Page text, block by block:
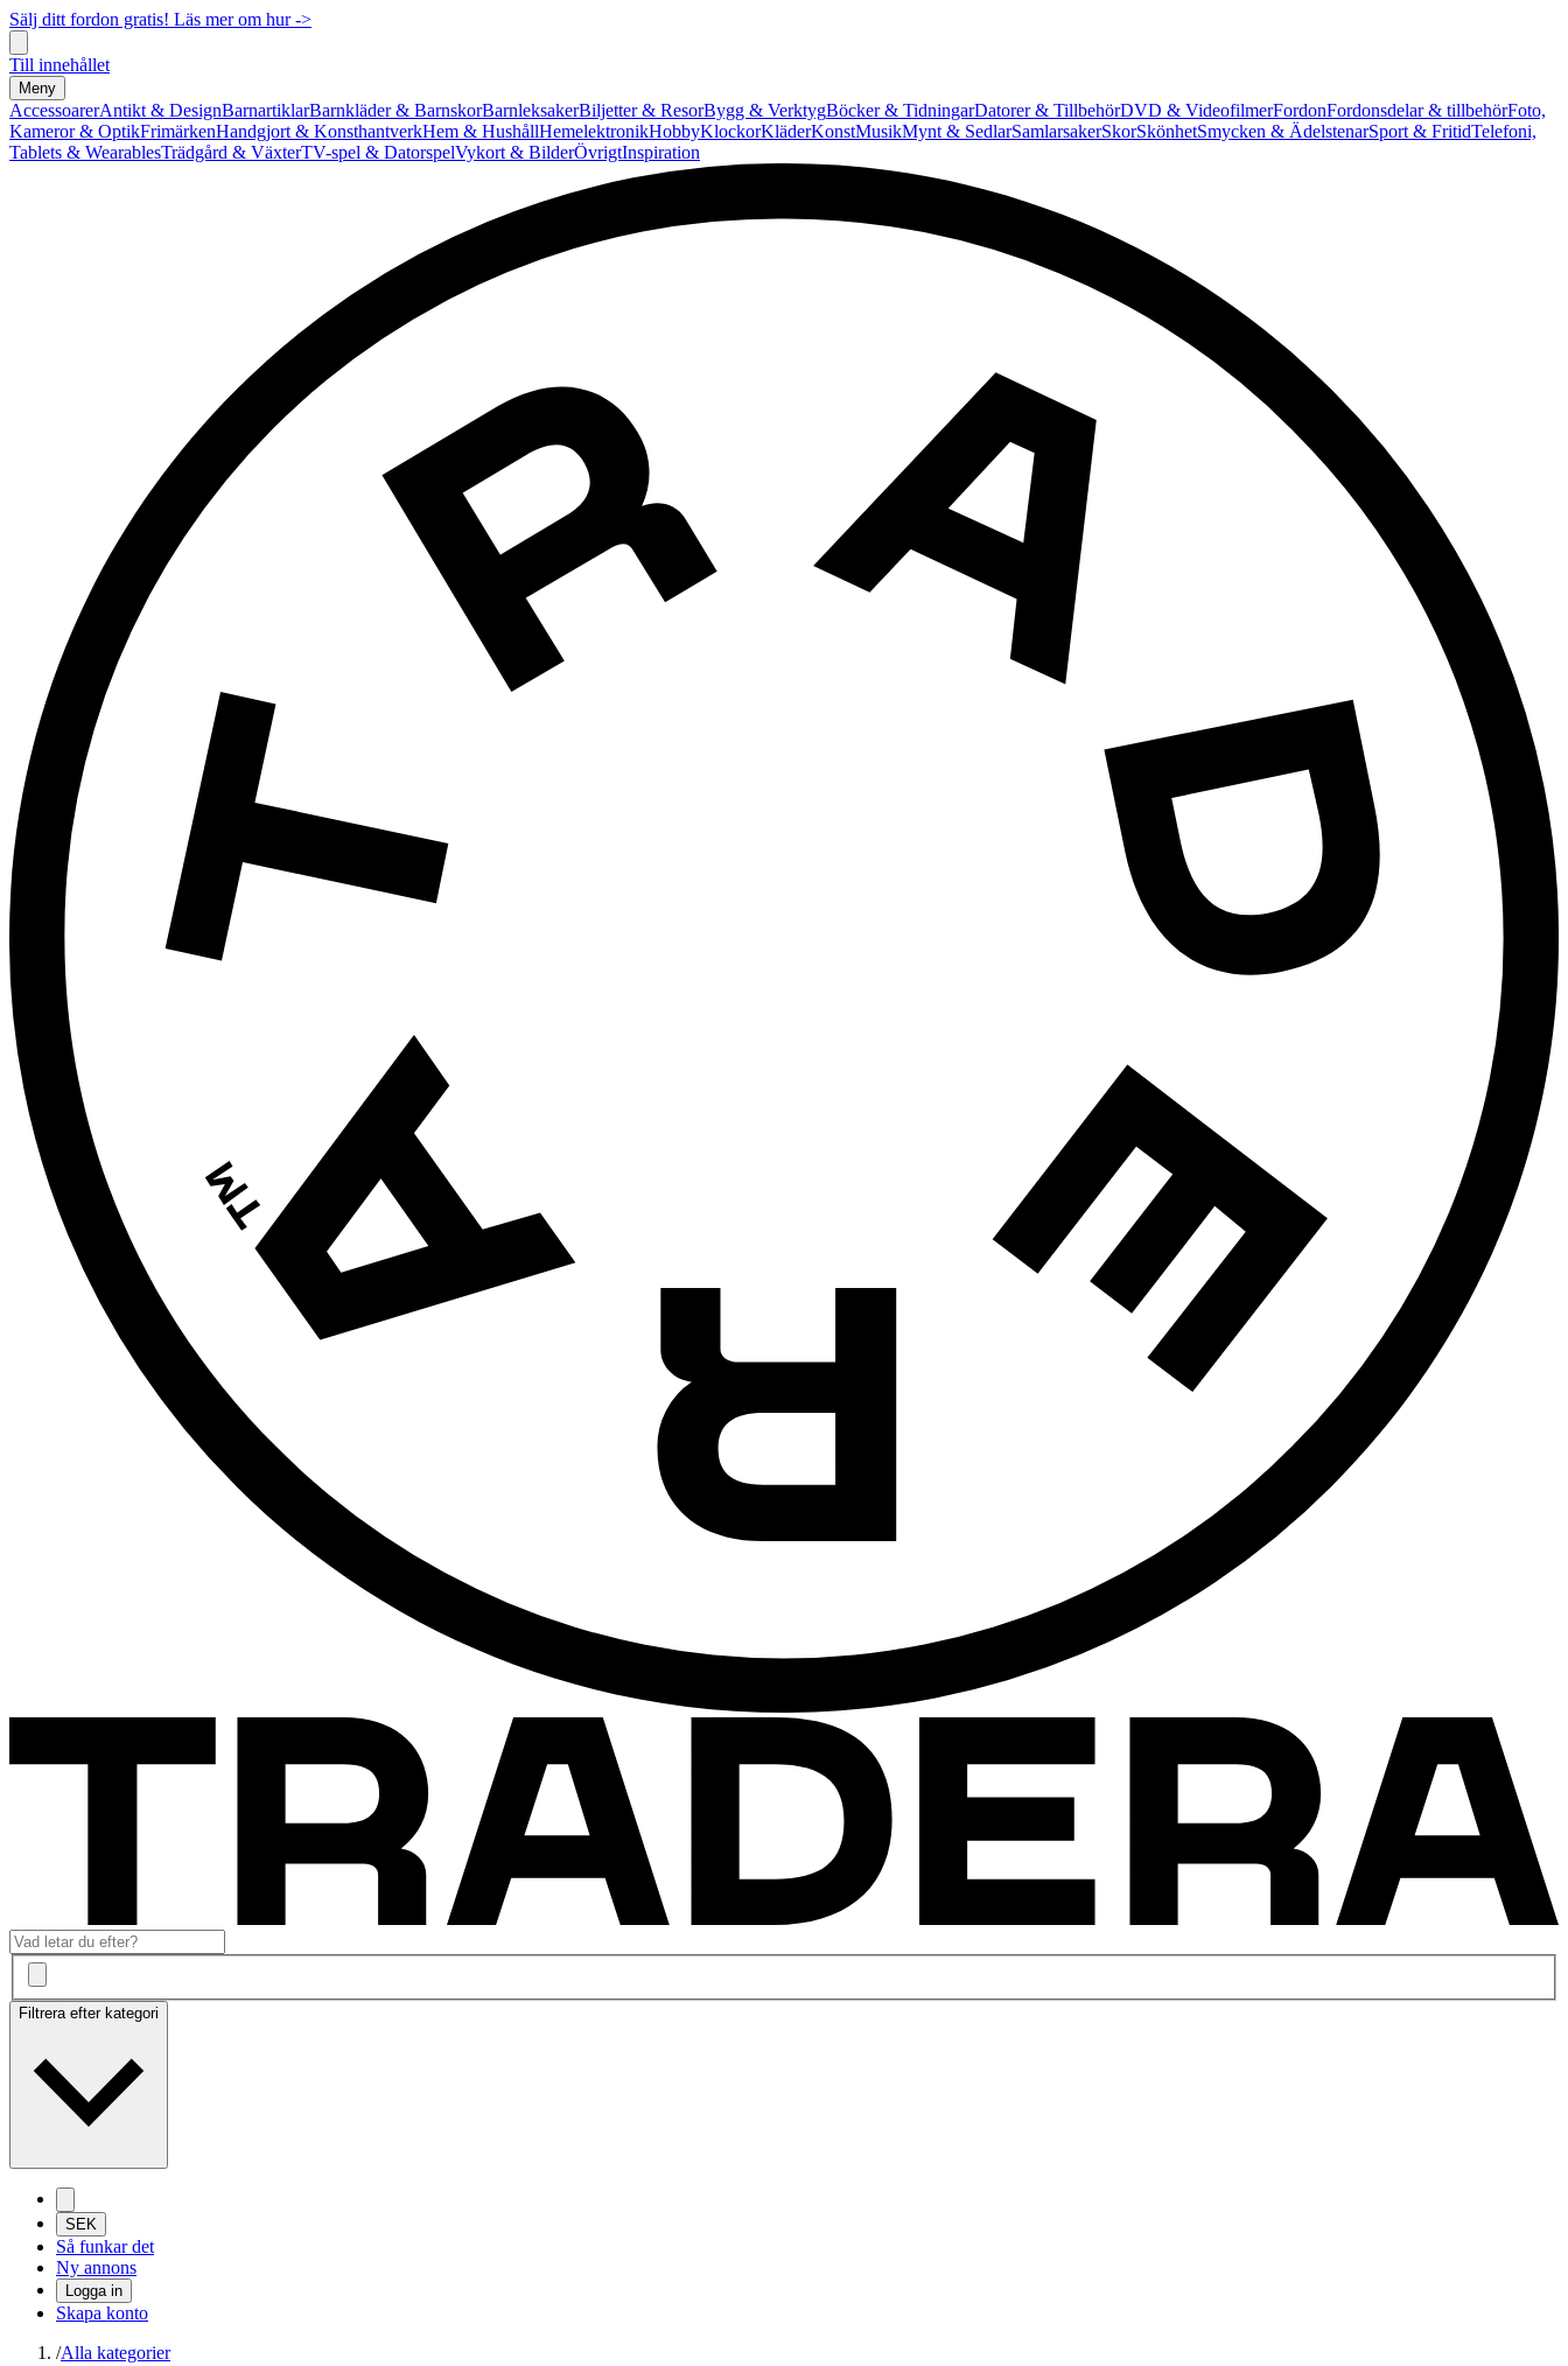
Sälj ditt fordon gratis! Läs mer om hur ->
Till innehållet
Meny
AccessoarerAntikt & DesignBarnartiklarBarnkläder & BarnskorBarnleksakerBiljetter & ResorBygg & VerktygBöcker & TidningarDatorer & TillbehörDVD & VideofilmerFordonFordonsdelar & tillbehörFoto,
Kameror & OptikFrimärkenHandgjort & KonsthantverkHem & HushållHemelektronikHobbyKlockorKläderKonstMusikMynt & SedlarSamlarsakerSkorSkönhetSmycken & ÄdelstenarSport & FritidTelefoni,
Tablets & WearablesTrädgård & VäxterTV-spel & DatorspelVykort & BilderÖvrigtInspiration
Filtrera efter kategori
SEK
Så funkar det
Ny annons
Logga in
Skapa konto
/Alla kategorier